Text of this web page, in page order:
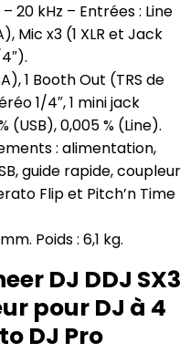
20 kHz – Entrées : Line
Mic x3 (1 XLR et Jack
1 Booth Out (TRS de
1/4″, 1 mini jack
(USB), 0,005 % (Line).
: alimentation,
guide rapide, coupleur
Flip et Pitch’n Time
Poids : 6,1 kg.
DJ DDJ SX3
pour DJ à 4
DJ Pro